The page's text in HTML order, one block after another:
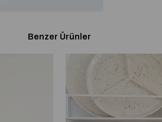
Benzer Ürünler